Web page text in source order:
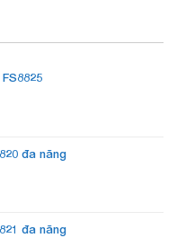
đa năng
đa năng